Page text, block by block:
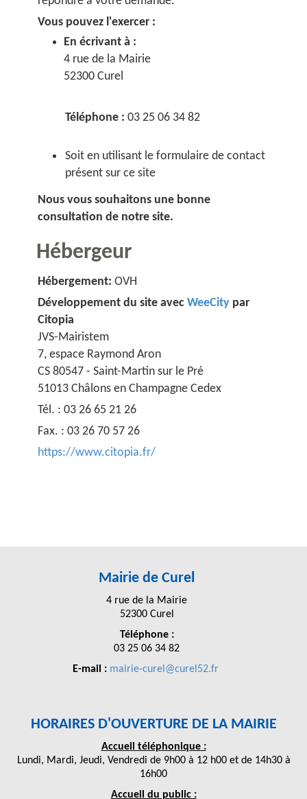
Vous pouvez l'exercer :
En écrivant à :
4 rue de la Mairie
52300 Curel
Téléphone : 03 25 06 34 82
Soit en utilisant le formulaire de contact
présent sur ce site
Nous vous souhaitons une bonne
consultation de notre site.
Hébergeur
Hébergement:OVH
Développement du site avecWeeCity par
Citopia
JVS-Mairistem
7, espace Raymond Aron
CS 80547 - Saint-Martin sur le Pré
51013 Châlons en Champagne Cedex
Tél. : 03 26 65 21 26
Fax. : 03 26 70 57 26
https://www.citopia.fr/
Mairie de Curel
4 rue de la Mairie
52300 Curel
Téléphone :
03 25 06 34 82
E-mail : mairie-curel@curel52.fr
HORAIRES D'OUVERTURE DE LA MAIRIE
Accueil téléphonique :
Lundi, Mardi, Jeudi, Vendredi de 9h00 à 12 h00 et de 14h30 à
16h00
Accueil du public :